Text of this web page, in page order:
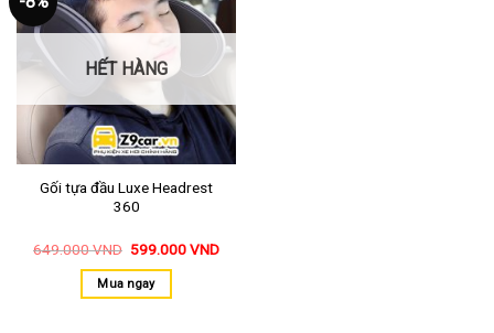
vào
yêu
HẾT HÀNG
Gối tựa đầu Luxe Headrest
360
649.000VND 599.000VND
Mua ngay